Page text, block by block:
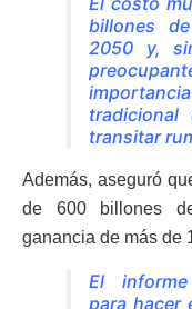
billones
2050 y,
transitar
Además, aseguró
de 600 billones
ganancia de más de
El informe
para hacer